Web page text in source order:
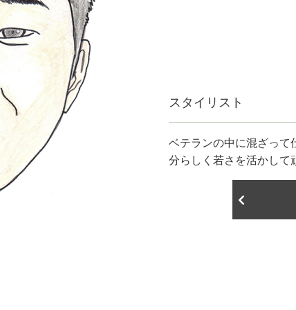
スタイリスト
ベテランの中に混ざって
分らしく若さを活かして